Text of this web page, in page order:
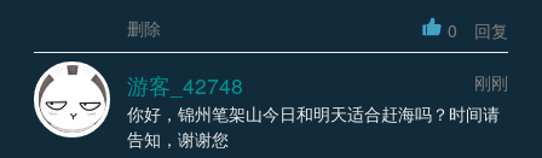
删除
0 回复
游客_42748
刚刚
你好，锦州笔架山今日和明天适合赶海吗？时间请
告知，谢谢您